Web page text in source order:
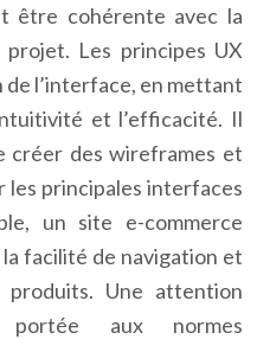
être cohérente avec la
Les principes UX
l’interface, en mettant
et l’efficacité. Il
créer des wireframes et
principales interfaces
un site e-commerce
facilité de navigation et
Une attention
aux normes